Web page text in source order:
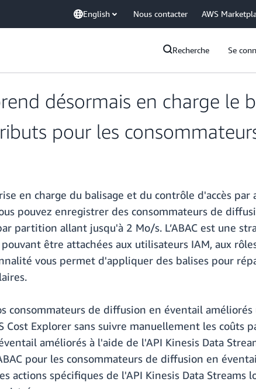
English Nous contacter AWS
Recherche Se
désormais en charge le
pour les
en charge du balisage et du contrôle d'accès par
pouvez enregistrer des consommateurs de
partition allant jusqu'à 2 Mo/s. L’ABAC est une
être attachées aux utilisateurs IAM, aux
vous permet d'appliquer des balises pour
consommateurs de diffusion en éventail
Explorer sans suivre manuellement les coûts
améliorés à l'aide de l'API Kinesis Data
pour les consommateurs de diffusion en
actions spécifiques de l'API Kinesis Data Streams